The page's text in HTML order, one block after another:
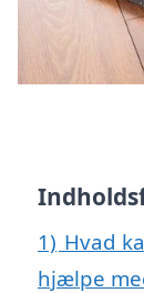
1) Hvad
hjælpe